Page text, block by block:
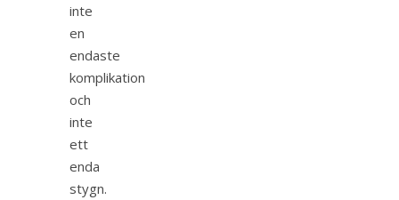
inte
en
endaste
komplikation
och
inte
ett
enda
stygn.